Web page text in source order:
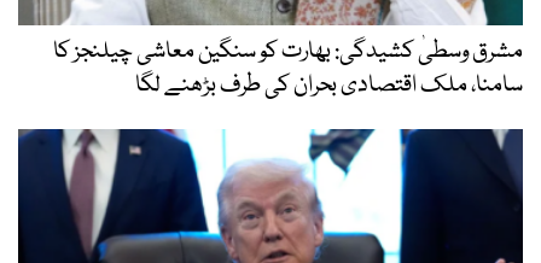
مشرق وسطیٰ کشیدگی: بھارت کو سنگین معاشی چیلنجز کا
سامنا، ملک اقتصادی بحران کی طرف بڑھنے لگا